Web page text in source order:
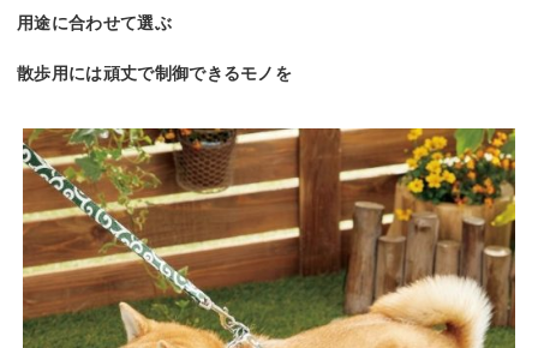
用途に合わせて選ぶ
散歩用には頑丈で制御できるモノを